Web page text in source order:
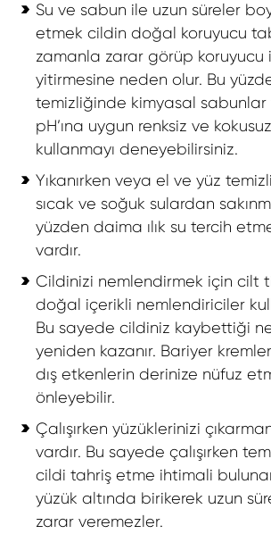
Su ve sabun ile uzun süreler
etmek cildin doğal koruyucu
zamanla zarar görüp koruyucu
yitirmesine neden olur. Bu
temizliğinde kimyasal sabunlar
pH’ına uygun renksiz ve
kullanmayı deneyebilirsiniz.
Yıkanırken veya el ve yüz
sıcak ve soğuk sulardan
yüzden daima ılık su tercih
vardır.
Cildinizi nemlendirmek için cilt
doğal içerikli nemlendiriciler
Bu sayede cildiniz kaybettiği
yeniden kazanır. Bariyer
dış etkenlerin derinize nüfuz
önleyebilir.
Çalışırken yüzüklerinizi
vardır. Bu sayede çalışırken
cildi tahriş etme ihtimali
yüzük altında birikerek uzun
zarar veremezler.